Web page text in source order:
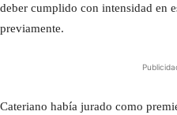
deber cumplido con intensidad en
previamente.
Cateriano había jurado como